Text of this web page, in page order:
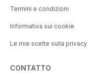
Termini e condizioni
Informativa sui cookie
Le mie scelte sulla privacy
CONTATTO